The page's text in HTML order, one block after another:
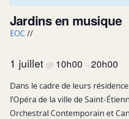
Jardins en musique
EOC //
1 juillet @ 10h00 –20h00
Dans le cadre de leurs
l’Opéra de la ville de Saint-
Orchestral Contemporain et